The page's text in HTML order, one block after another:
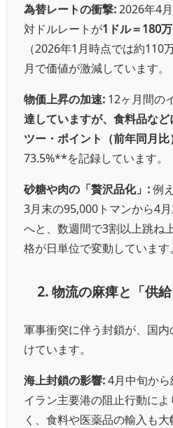
為替レートの衝撃:2026年4
対ドルレートが1ドル＝180
（2026年1月時点では約110
月で価値が激減しています。
物価上昇の加速: 12ヶ月間の
達していますが、食料品など
ツー・ポイント（前年同月
73.5%**を記録しています。
砂糖や肉の「贅沢品化」:例
3月末の95,000トマンから4
へと、数週間で3割以上跳ね
格が日単位で変動しています。
2. 物流の麻痺と「供給
軍事衝突に伴う封鎖が、国
けています。
海上封鎖の影響:4月中旬か
イラン主要港の阻止行動に
く、食料や医薬品の輸入も